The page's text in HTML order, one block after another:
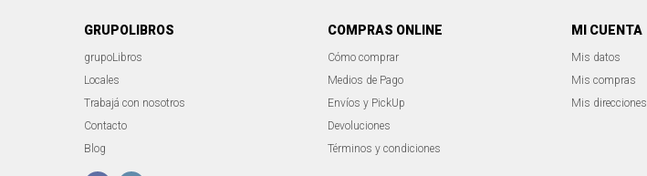
GRUPOLIBROS
grupoLibros
Locales
Trabajá con nosotros
Contacto
Blog
COMPRAS ONLINE
Cómo comprar
Medios de Pago
Envíos y PickUp
Devoluciones
Términos y condiciones
MI CUENTA
Mis datos
Mis compras
Mis direcciones